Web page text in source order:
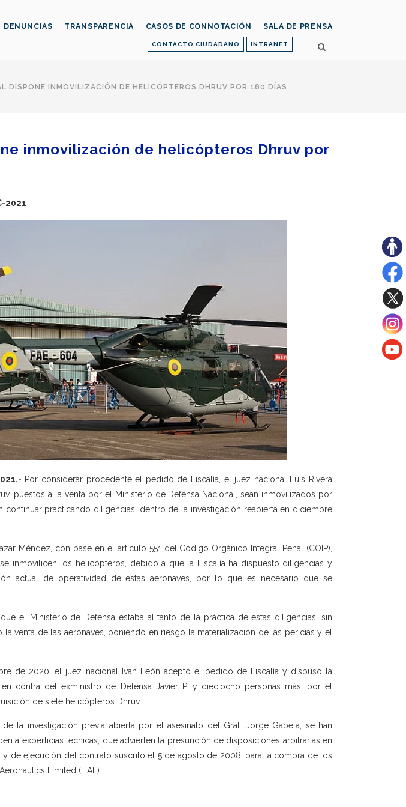
CONTACTO CIUDADANO INTRANET
DENUNCIAS TRANSPARENCIA CASOS DE CONNOTACIÓN SALA DE PRENSA
DISPONE INMOVILIZACIÓN DE HELICÓPTEROS DHRUV POR 180 DÍAS
inmovilización de helicópteros Dhruv por
2021
Por considerar procedente el pedido de Fiscalía, el juez nacional Luis Rivera
puestos a la venta por el Ministerio de Defensa Nacional, sean inmovilizados por
practicando diligencias, dentro de la investigación reabierta en diciembre
Méndez, con base en el artículo 551 del Código Orgánico Integral Penal (COIP),
inmovilicen los helicópteros, debido a que la Fiscalía ha dispuesto diligencias y
actual de operatividad de estas aeronaves, por lo que es necesario que se
el Ministerio de Defensa estaba al tanto de la práctica de estas diligencias, sin
venta de las aeronaves, poniendo en riesgo la materialización de las pericias y el
de 2020, el juez nacional Iván León aceptó el pedido de Fiscalía y dispuso la
contra del exministro de Defensa Javier P. y dieciocho personas más, por el
de siete helicópteros Dhruv.
la investigación previa abierta por el asesinato del Gral. Jorge Gabela, se han
a experticias técnicas, que advierten la presunción de disposiciones arbitrarias en
de ejecución del contrato suscrito el 5 de agosto de 2008, para la compra de los
Limited (HAL).